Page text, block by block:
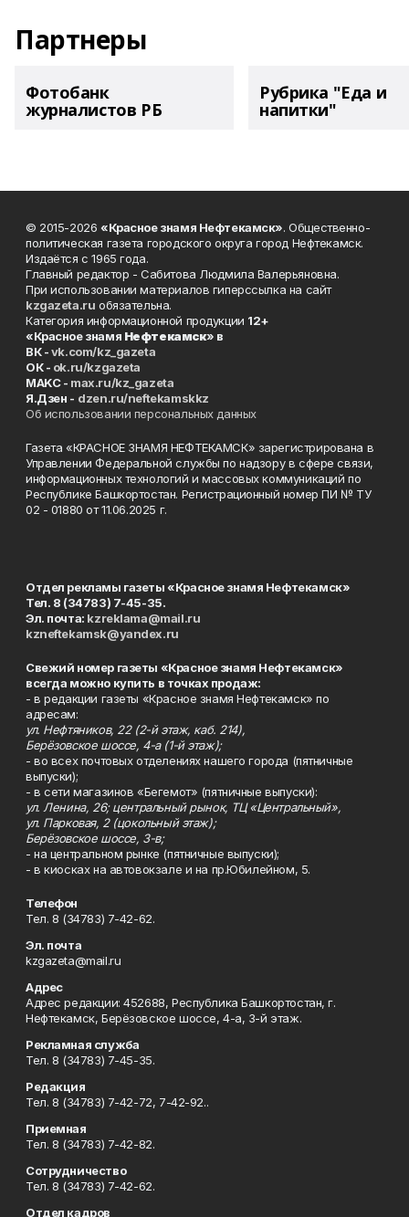
Партнеры
Фотобанк
журналистов РБ
Рубрика "Еда и
напитки"
© 2015-2026 «Красное знамя Нефтекамск». Общественно-
политическая газета городского округа город Нефтекамск.
Издаётся с 1965 года.
Главный редактор - Сабитова Людмила Валерьяновна.
При использовании материалов гиперссылка на сайт
kzgazeta.ru обязательна.
Категория информационной продукции 12+
«Красное знамя Нефтекамск» в
ВК -vk.com/kz_gazeta
ОК - ok.ru/kzgazeta
MAKC - max.ru/kz_gazeta
Я.Дзен - dzen.ru/neftekamskkz
Об использовании персональных данных
Газета «КРАСНОЕ ЗНАМЯ НЕФТЕКАМСК» зарегистрирована в
Управлении Федеральной службы по надзору в сфере связи,
информационных технологий и массовых коммуникаций по
Республике Башкортостан. Регистрационный номер ПИ № ТУ
02 - 01880 от 11.06.2025 г.
Отдел рекламы газеты «Красное знамя Нефтекамск»
Тел. 8 (34783) 7-45-35.
Эл. почта: kzreklama@mail.ru
kzneftekamsk@yandex.ru
Свежий номер газеты «Красное знамя Нефтекамск»
всегда можно купить в точках продаж:
- в редакции газеты «Красное знамя Нефтекамск» по
адресам:
ул. Нефтяников, 22 (2-й этаж, каб. 214),
Берёзовское шоссе, 4-а (1-й этаж);
- во всех почтовых отделениях нашего города (пятничные
выпуски);
- в сети магазинов «Бегемот» (пятничные выпуски):
ул. Ленина, 26; центральный рынок, ТЦ «Центральный»,
ул. Парковая, 2 (цокольный этаж);
Берёзовское шоссе, 3-в;
- на центральном рынке (пятничные выпуски);
- в киосках на автовокзале и на пр.Юбилейном, 5.
Телефон
Тел. 8 (34783) 7-42-62.
Эл. почта
kzgazeta@mail.ru
Адрес
Адрес редакции: 452688, Республика Башкортостан, г.
Нефтекамск, Берёзовское шоссе, 4-а, 3-й этаж.
Рекламная служба
Тел. 8 (34783) 7-45-35.
Редакция
Тел. 8 (34783) 7-42-72, 7-42-92..
Приемная
Тел. 8 (34783) 7-42-82.
Сотрудничество
Тел. 8 (34783) 7-42-62.
Отдел кадров